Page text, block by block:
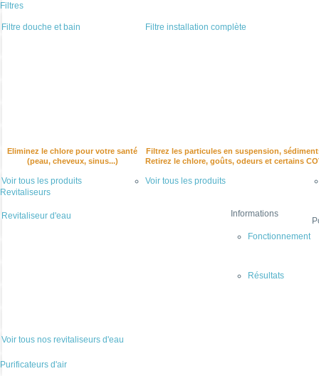
Filtres
Filtre douche et bain
Eliminez le chlore pour votre santé
(peau, cheveux, sinus...)
Voir tous les produits
Filtre installation complète
Filtrez les particules en suspension,
Retirez le chlore, goûts, odeurs et certains
Voir tous les produits
Revitaliseurs
Revitaliseur d'eau
Voir tous nos revitaliseurs d'eau
Informations
Fonctionnement
Résultats
Purificateurs d'air